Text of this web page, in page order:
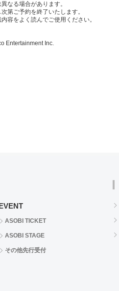
なる場合があります。
第ご予約を終了いたします。
容をよく読んでご使用ください。
Entertainment Inc.
EVENT
ASOBI TICKET
ASOBI STAGE
その他先行受付